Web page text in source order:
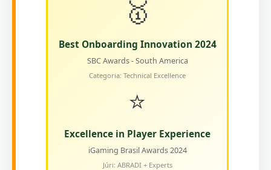
🥇
Best Onboarding Innovation 2024
SBC Awards - South America
Categoria: Technical Excellence
⭐
Excellence in Player Experience
iGaming Brasil Awards 2024
Júri: ABRADI + Experts